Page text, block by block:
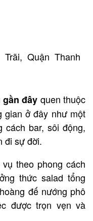
Quận Thanh
đây quen thuộc
gian ở đây như một
cách bar, sôi động,
đi sự đời.
theo phong cách
thức salad tổng
đế nướng phô
được trọn vẹn và